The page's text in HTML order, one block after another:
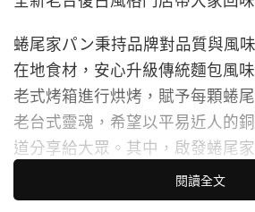
蜷尾家パン秉持品牌對品質與風
在地食材，安心升級傳統麵包風
老式烤箱進行烘烤，賦予每顆蜷
老台式靈魂，希望以平易近人的
道分享給大眾。其中，啟發蜷尾
麵包—手撕胖，師傅遵循傳統手
製的有鹽奶油，完美復刻童年記
閱讀全文